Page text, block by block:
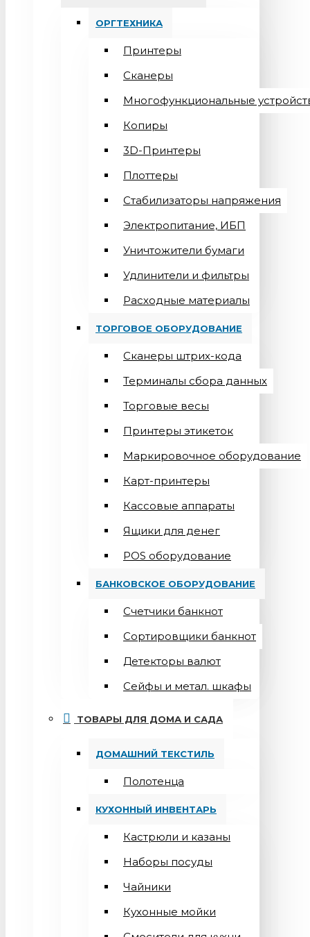
ОРГТЕХНИКА
Принтеры
Сканеры
Многофункциональные
Копиры
3D-Принтеры
Плоттеры
Стабилизаторы напряжения
Электропитание, ИБП
Уничтожители бумаги
Удлинители и фильтры
Расходные материалы
ТОРГОВОЕ ОБОРУДОВАНИЕ
Сканеры штрих-кода
Терминалы сбора данных
Торговые весы
Принтеры этикеток
Маркировочное оборудование
Карт-принтеры
Кассовые аппараты
Ящики для денег
POS оборудование
БАНКОВСКОЕ ОБОРУДОВАНИЕ
Счетчики банкнот
Сортировщики банкнот
Детекторы валют
Сейфы и метал. шкафы
ТОВАРЫ ДЛЯ ДОМА И САДА
ДОМАШНИЙ ТЕКСТИЛЬ
Полотенца
КУХОННЫЙ ИНВЕНТАРЬ
Кастрюли и казаны
Наборы посуды
Чайники
Кухонные мойки